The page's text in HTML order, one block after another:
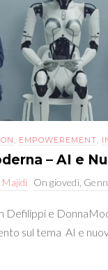
, EMPOWEREMENT,
– AI e
Ongiovedì,
Defilippi e
sul tema AI e